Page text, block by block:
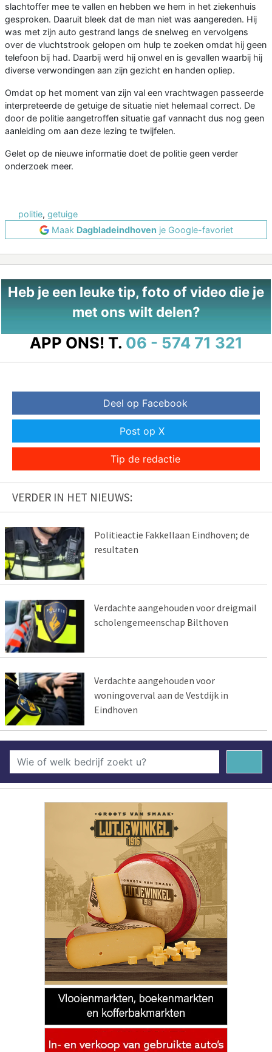
slachtoffer mee te vallen en hebben we hem in het ziekenhuis
gesproken. Daaruit bleek dat de man niet was aangereden. Hij
was met zijn auto gestrand langs de snelweg en vervolgens
over de vluchtstrook gelopen om hulp te zoeken omdat hij geen
telefoon bij had. Daarbij werd hij onwel en is gevallen waarbij hij
diverse verwondingen aan zijn gezicht en handen opliep.
Omdat op het moment van zijn val een vrachtwagen passeerde
interpreteerde de getuige de situatie niet helemaal correct. De
door de politie aangetroffen situatie gaf vannacht dus nog geen
aanleiding om aan deze lezing te twijfelen.
Gelet op de nieuwe informatie doet de politie geen verder
onderzoek meer.
politie, getuige
Maak Dagbladeindhoven je Google-favoriet
Heb je een leuke tip, foto of video die je
met ons wilt delen?
APP ONS! T. 06 - 574 71 321
Deel op Facebook
Post op X
Tip de redactie
VERDER IN HET NIEUWS:
Politieactie Fakkellaan Eindhoven; de
resultaten
Verdachte aangehouden voor dreigmail
scholengemeenschap Bilthoven
Verdachte aangehouden voor
woningoverval aan de Vestdijk in
Eindhoven